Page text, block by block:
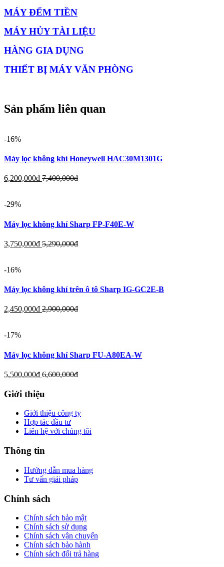
MÁY ĐẾM TIỀN
MÁY HỦY TÀI LIỆU
HÀNG GIA DỤNG
THIẾT BỊ MÁY VĂN PHÒNG
Sản phẩm liên quan
-16%
Máy lọc không khí Honeywell HAC30M1301G
6,200,000đ 7,400,000đ
-29%
Máy lọc không khí Sharp FP-F40E-W
3,750,000đ 5,290,000đ
-16%
Máy lọc không khí trên ô tô Sharp IG-GC2E-B
2,450,000đ 2,900,000đ
-17%
Máy lọc không khí Sharp FU-A80EA-W
5,500,000đ 6,600,000đ
Giới thiệu
Giới thiệu công ty
Hợp tác đầu tư
Liên hệ với chúng tôi
Thông tin
Hướng dẫn mua hàng
Tư vấn giải pháp
Chính sách
Chính sách bảo mật
Chính sách sử dụng
Chính sách vận chuyển
Chính sách bảo hành
Chính sách đổi trả hàng